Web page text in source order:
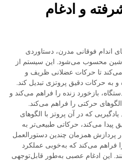
و ادغام
اندام فوقانی مدرن، دستاوردی
محسوب می‌شود. این سیستم از
می‌کند تا حرکات عضلانی ظریف و
به حرکات دقیق پروتزی تبدیل کند.
بازخورد زنده را فراهم می‌کند و
حرکتی را فراهم می‌کند.
که در آن پروتز با الگوهای
پیدا می‌کند، حرکاتی طبیعی‌تر به
پردازش همزمان چندین دستورالعمل
فراهم می‌کند که به‌خوبی عملکرد
این ادغام عصبی به‌طور قابل‌توجهی